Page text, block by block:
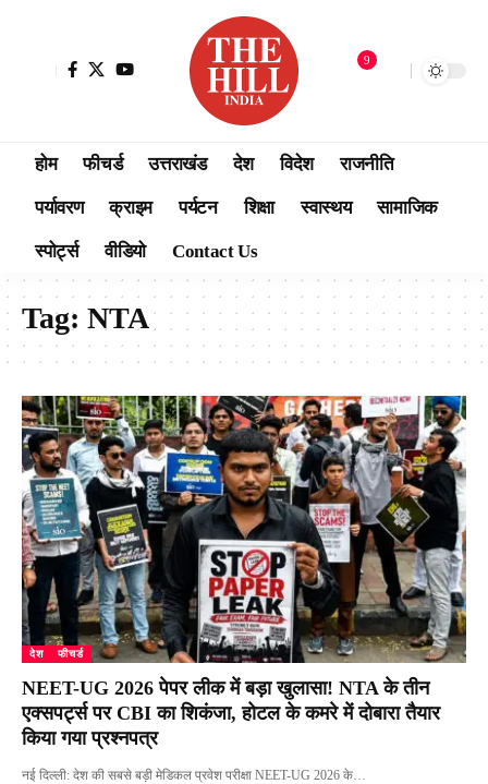
9
होम फीचर्ड उत्तराखंड देश विदेश राजनीति
पर्यावरण क्राइम पर्यटन शिक्षा स्वास्थय सामाजिक
स्पोर्ट्स वीडियो Contact Us
Tag: NTA
देश फीचर्ड
NEET-UG 2026 पेपर लीक में बड़ा खुलासा! NTA के तीन
एक्सपर्ट्स पर CBI का शिकंजा, होटल के कमरे में दोबारा तैयार
किया गया प्रश्नपत्र
नई दिल्ली: देश की सबसे बड़ी मेडिकल प्रवेश परीक्षा NEET-UG 2026 के…